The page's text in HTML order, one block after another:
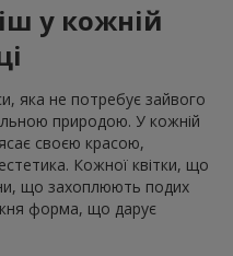
у кожній
яка не потребує зайвого
природою. У кожній
своєю красою,
Кожної квітки, що
що захоплюють подих
форма, що дарує